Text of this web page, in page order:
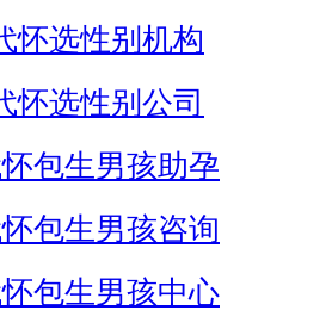
怀选性别机构
怀选性别公司
包生男孩助孕
包生男孩咨询
包生男孩中心